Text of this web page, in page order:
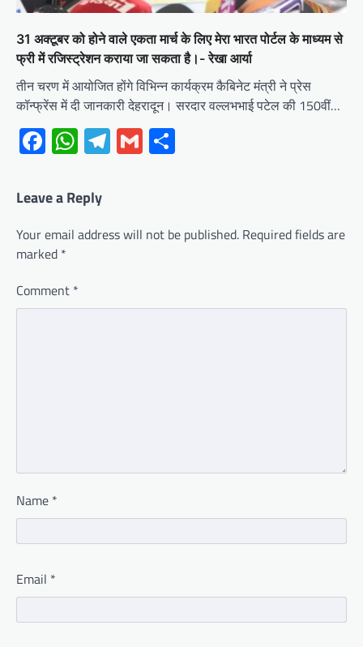
31 अक्टूबर को होने वाले एकता मार्च के लिए मेरा भारत पोर्टल के माध्यम से
फ्री में रजिस्ट्रेशन कराया जा सकता है।- रेखा आर्या
तीन चरण में आयोजित होंगे विभिन्न कार्यक्रम कैबिनेट मंत्री ने प्रेस
कॉन्फ्रेंस में दी जानकारी देहरादून। सरदार वल्लभभाई पटेल की 150वीं…
Facebook
WhatsApp
Telegram
Gmail
Leave a Reply
Your email address will not be published. Required fields are
marked *
Comment *
Name *
Email *